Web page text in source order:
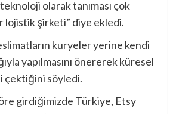
olarak tanıması çok
lojistik şirketi” diye ekledi.
kuryeler yerine kendi
yapılmasını önererek küresel
çektiğini söyledi.
girdiğimizde Türkiye, Etsy